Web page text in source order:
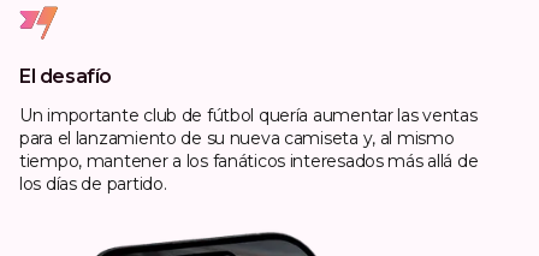
El desafío
Un importante club de fútbol quería aumentar las ventas
para el lanzamiento de su nueva camiseta y, al mismo
tiempo, mantener a los fanáticos interesados más allá de
los días de partido.